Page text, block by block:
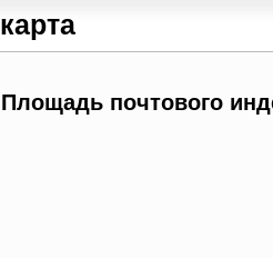
карта
Площадь почтового